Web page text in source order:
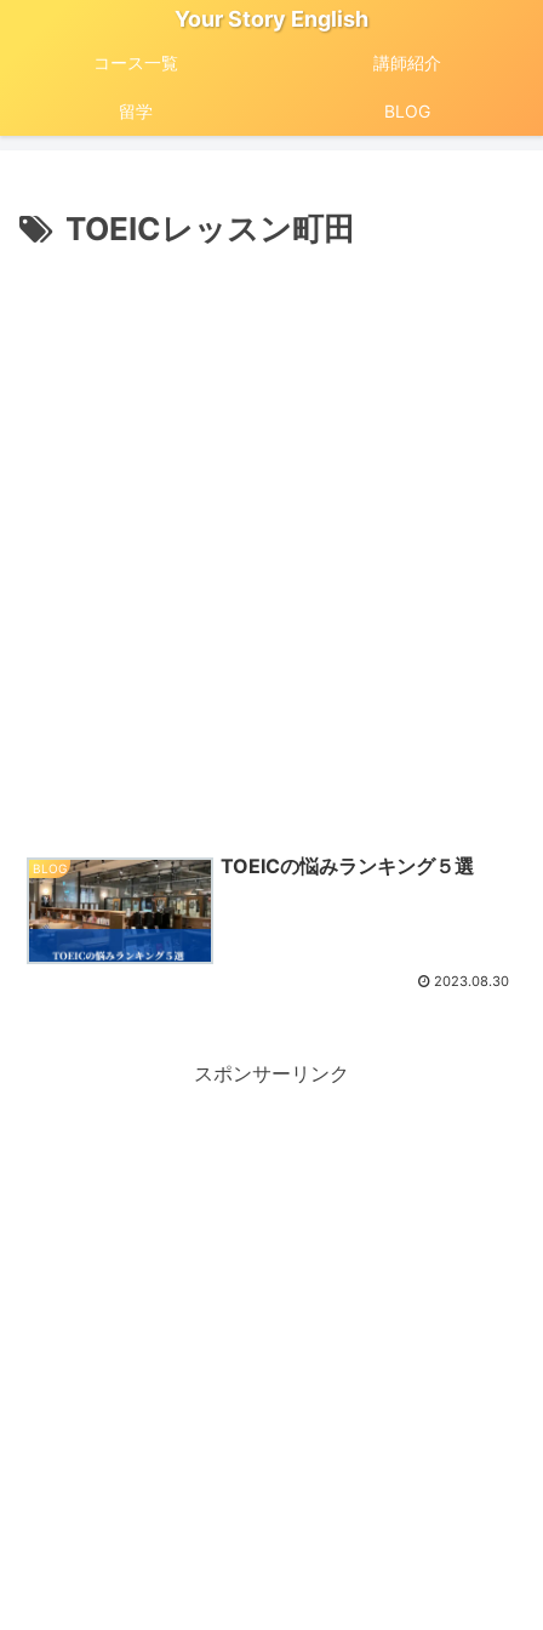
Your Story English
コース一覧 講師紹介
留学 BLOG
TOEICレッスン町田
BLOG TOEICの悩みランキング５選
2023.08.30
スポンサーリンク